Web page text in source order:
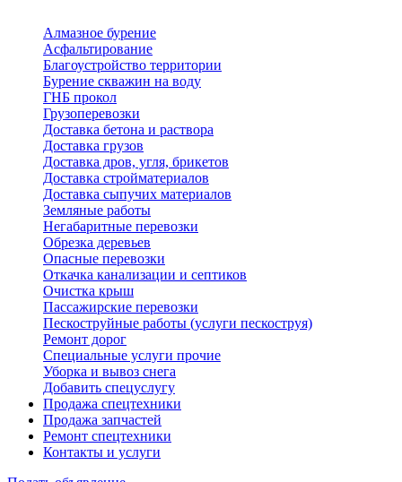
Алмазное бурение
Асфальтирование
Благоустройство территории
Бурение скважин на воду
ГНБ прокол
Грузоперевозки
Доставка бетона и раствора
Доставка грузов
Доставка дров, угля, брикетов
Доставка стройматериалов
Доставка сыпучих материалов
Земляные работы
Негабаритные перевозки
Обрезка деревьев
Опасные перевозки
Откачка канализации и септиков
Очистка крыш
Пассажирские перевозки
Пескоструйные работы (услуги пескоструя)
Ремонт дорог
Специальные услуги прочие
Уборка и вывоз снега
Добавить спецуслугу
Продажа спецтехники
Продажа запчастей
Ремонт спецтехники
Контакты и услуги